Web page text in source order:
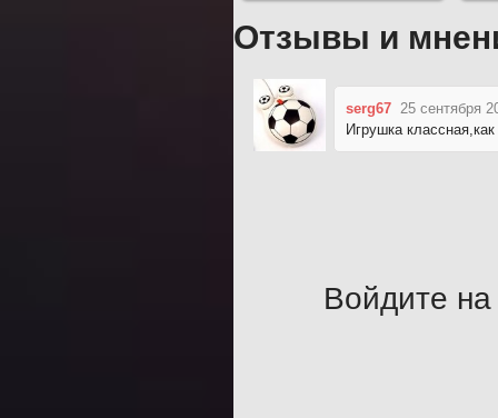
Отзывы и
serg67 25 сентября
Игрушка
Войдите на